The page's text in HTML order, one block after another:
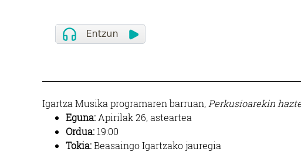
Igartza Musika programaren barruan, Perkusioarekin
Eguna: Apirilak 26, asteartea
Ordua:19:00
Tokia:Beasaingo Igartzako jauregia